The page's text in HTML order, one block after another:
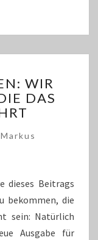
WIR
DAS
Markus
dieses Beitrags
bekommen, die
sein: Natürlich
Ausgabe für